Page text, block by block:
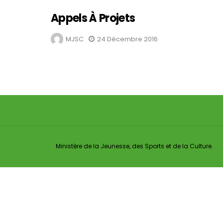
Appels À Projets
MJSC 24 Décembre 2016
Ministère de la Jeunesse, des Sports et de la Culture.